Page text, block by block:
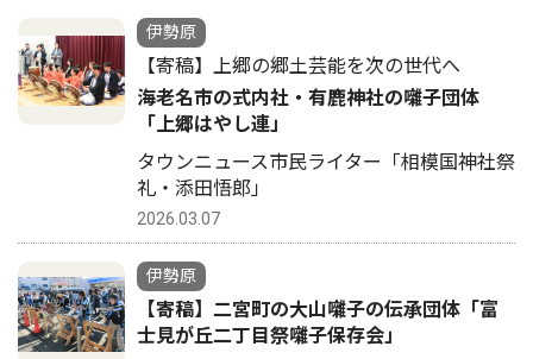
伊勢原
【寄稿】上郷の郷土芸能を次の世代へ
海老名市の式内社・有鹿神社の囃子団体
「上郷はやし連」
タウンニュース市民ライター「相模国神社祭
礼・添田悟郎」
2026.03.07
伊勢原
【寄稿】二宮町の大山囃子の伝承団体「富
士見が丘二丁目祭囃子保存会」